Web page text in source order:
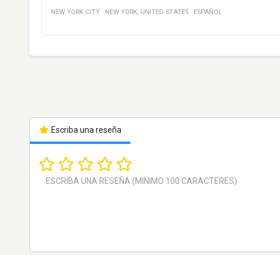
NEW YORK CITY · NEW YORK, UNITED STATES · ESPAÑOL
Escriba una reseña